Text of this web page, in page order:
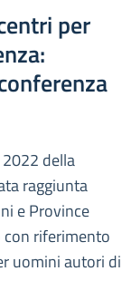
per
della
raggiunta
e Province
con riferimento
uomini autori di